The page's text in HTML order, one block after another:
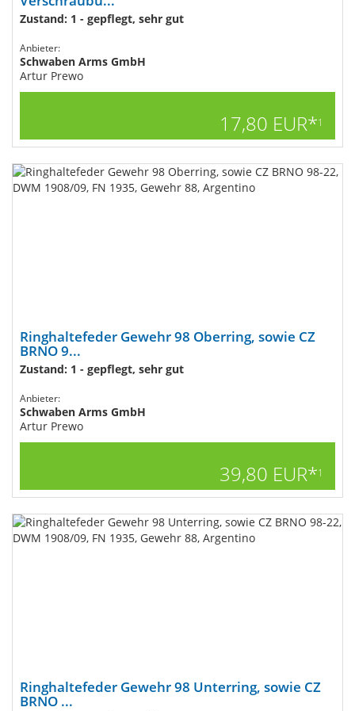
Zustand: 1 - gepflegt, sehr gut
Anbieter:
Schwaben Arms GmbH
Artur Prewo
17,80 EUR*1
Ringhaltefeder Gewehr 98 Oberring, sowie CZ
BRNO 9...
Zustand: 1 - gepflegt, sehr gut
Anbieter:
Schwaben Arms GmbH
Artur Prewo
39,80 EUR*1
Ringhaltefeder Gewehr 98 Unterring, sowie CZ
BRNO ...